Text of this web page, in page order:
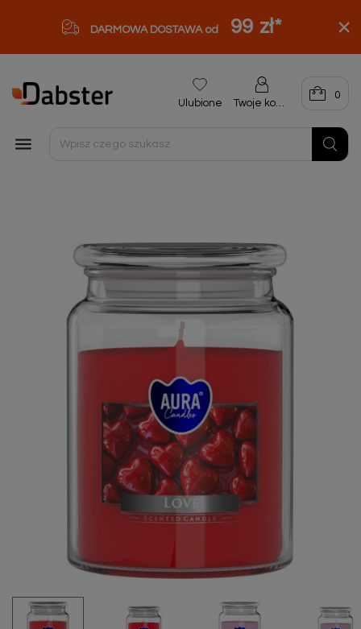
DARMOWA DOSTAWA od 99 zł*

Ulubione Twoje konto
0